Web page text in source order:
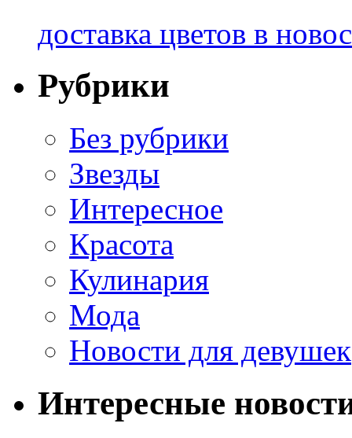
доставка цветов в
Рубрики
Без рубрики
Звезды
Интересное
Красота
Кулинария
Мода
Новости для девушек
Интересные